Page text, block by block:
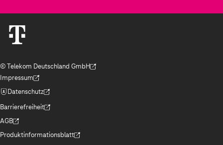
© Telekom Deutschland GmbH
(Der Link wird in einem neuen Tab geöffnet)
Impressum
(Der Link wird in einem neuen Tab geöffnet)
Datenschutz
(Der Link wird in einem neuen Tab geöffnet)
Barrierefreiheit
(Der Link wird in einem neuen Tab geöffnet)
AGB
(Der Link wird in einem neuen Tab geöffnet)
Produktinformationsblatt
(Der Link wird in einem neuen Tab geöffnet)